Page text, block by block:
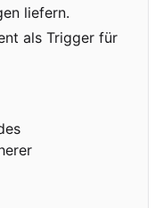
liefern.
als Trigger für